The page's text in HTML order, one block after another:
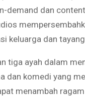
demand dan
keluarga dan
tiga ayah dalam
dan komedi yang
menambah